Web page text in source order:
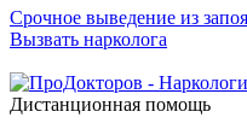
Срочное выведение из
Вызвать нарколога
Дистанционная помощь